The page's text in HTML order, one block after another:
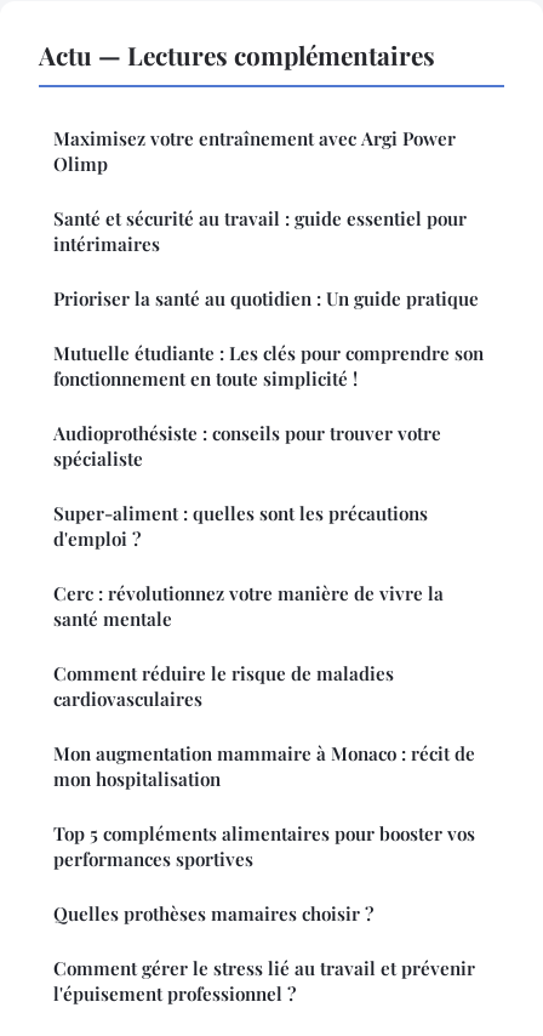
Actu — Lectures complémentaires
Maximisez votre entraînement avec Argi Power
Olimp
Santé et sécurité au travail : guide essentiel pour
intérimaires
Prioriser la santé au quotidien : Un guide pratique
Mutuelle étudiante : Les clés pour comprendre son
fonctionnement en toute simplicité !
Audioprothésiste : conseils pour trouver votre
spécialiste
Super-aliment : quelles sont les précautions
d'emploi ?
Cerc : révolutionnez votre manière de vivre la
santé mentale
Comment réduire le risque de maladies
cardiovasculaires
Mon augmentation mammaire à Monaco : récit de
mon hospitalisation
Top 5 compléments alimentaires pour booster vos
performances sportives
Quelles prothèses mamaires choisir ?
Comment gérer le stress lié au travail et prévenir
l'épuisement professionnel ?